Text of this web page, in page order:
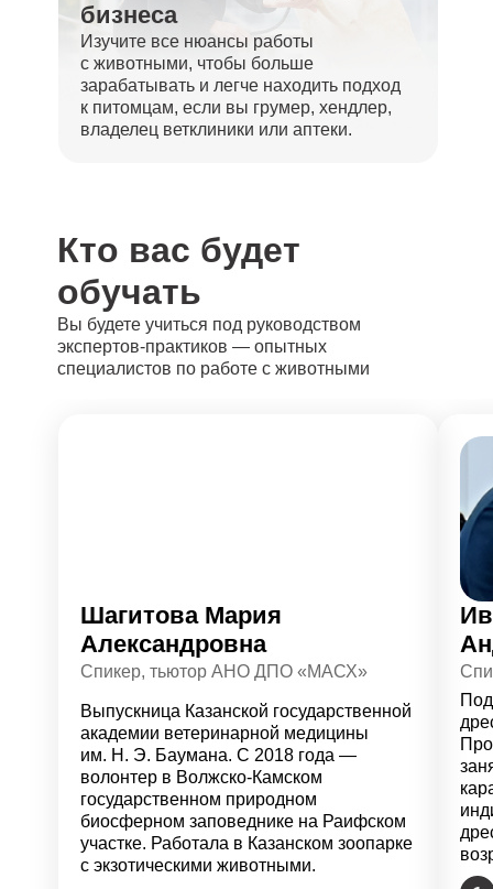
бизнеса
Изучите все нюансы работы
с животными, чтобы больше
зарабатывать и легче находить подход
к питомцам, если вы грумер, хендлер,
владелец ветклиники или аптеки.
Кто вас будет
обучать
Вы будете учиться под руководством
экспертов-практиков — опытных
специалистов по работе с животными
Шагитова Мария
Александровна
Спикер, тьютор АНО ДПО «МАСХ»
Выпускница Казанской государственной
академии ветеринарной медицины
им. Н. Э. Баумана. С 2018 года —
волонтер в Волжско-Камском
государственном природном
биосферном заповеднике на Раифском
участке. Работала в Казанском зоопарке
с экзотическими животными.